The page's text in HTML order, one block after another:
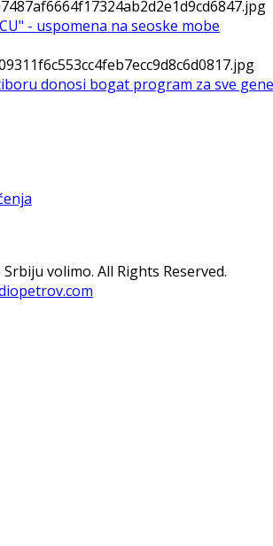
- uspomena na seoske mobe
donosi bogat program za sve
volimo. All Rights Reserved.